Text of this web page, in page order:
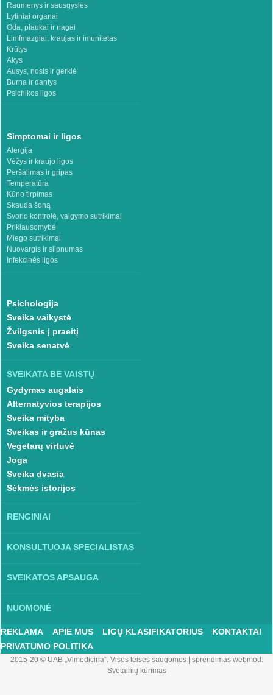
Raumenys ir sausgyslės
Lytiniai organai
Oda, plaukai ir nagai
Limfmazgiai, kraujas ir imunitetas
Krūtys
Akys
Ausys, nosis ir gerklė
Burna ir dantys
Psichikos ligos
Simptomai ir ligos
Alergija
Vėžys ir kraujo ligos
Peršalimas ir gripas
Temperatūra
Kūno tirpimas
Skauda šoną
Svorio kontrolė, valgymo sutrikimai
Priklausomybė
Miego sutrikimai
Nuovargis ir silpnumas
Infekcinės ligos
Psichologija
Sveika vaikystė
Žvilgsnis į praeitį
Sveika senatvė
SVEIKATA BE VAISTŲ
Gydymas augalais
Alternatyvios terapijos
Sveika mityba
Sveikas ir gražus kūnas
Vegetarų virtuvė
Joga
Sveika dvasia
Sėkmės istorijos
RENGINIAI
KONSULTUOJA SPECIALISTAS
SVEIKATOS APSAUGA
NUOMONĖ
REKLAMA APIE MUS LIGŲ KLASIFIKATORIUS
KONTAKTAI
PRIVATUMO POLITIKA
2015-20 © UAB „Vlmedicina“. Visos teises saugomos| sprendimas webmod:
Svetainių kūrimas